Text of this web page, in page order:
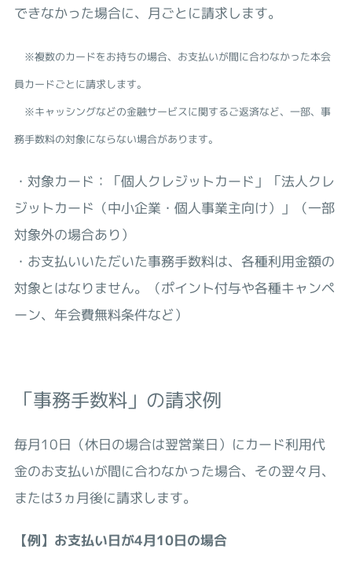
できなかった場合に、月ごとに請求します。
※複数のカードをお持ちの場合、お支払いが間に合わなかった本会
員カードごとに請求します。
※キャッシングなどの金融サービスに関するご返済など、一部、事
務手数料の対象にならない場合があります。
・対象カード：「個人クレジットカード」「法人クレ
ジットカード（中小企業・個人事業主向け）」（一部
対象外の場合あり）
・お支払いいただいた事務手数料は、各種利用金額の
対象とはなりません。（ポイント付与や各種キャンペ
ーン、年会費無料条件など）
「事務手数料」の請求例
毎月10日（休日の場合は翌営業日）にカード利用代
金のお支払いが間に合わなかった場合、その翌々月、
または3ヵ月後に請求します。
【例】お支払い日が4月10日の場合